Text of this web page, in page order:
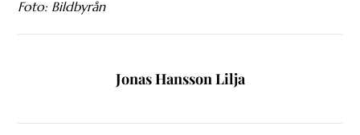
Foto: Bildbyrån
Jonas Hansson Lilja